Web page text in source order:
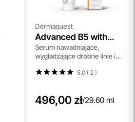
Dermaquest
Advanced B5 with
Ferulic Acid
Serum nawadniające,
wygładzające drobne linie i
5.0 ( 2 )
496,00 zł/29.60 ml